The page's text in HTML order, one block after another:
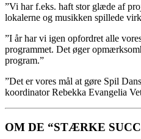
”Vi har f.eks. haft stor glæde af
lokalerne og musikken spillede
”I år har vi igen opfordret alle
programmet. Det øger
program.”
”Det er vores mål at gøre Spil
koordinator Rebekka Evangelia
OM DE “STÆRKE